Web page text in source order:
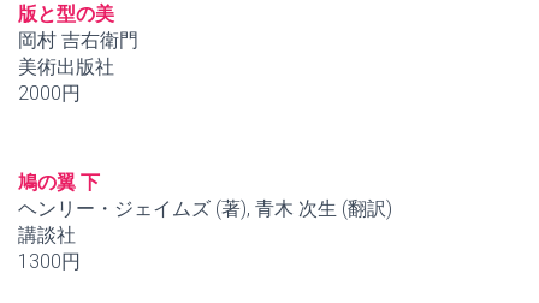
版と型の美
岡村 吉右衛門
美術出版社
2000円
鳩の翼 下
ヘンリー・ジェイムズ (著), 青木 次生 (翻訳)
講談社
1300円